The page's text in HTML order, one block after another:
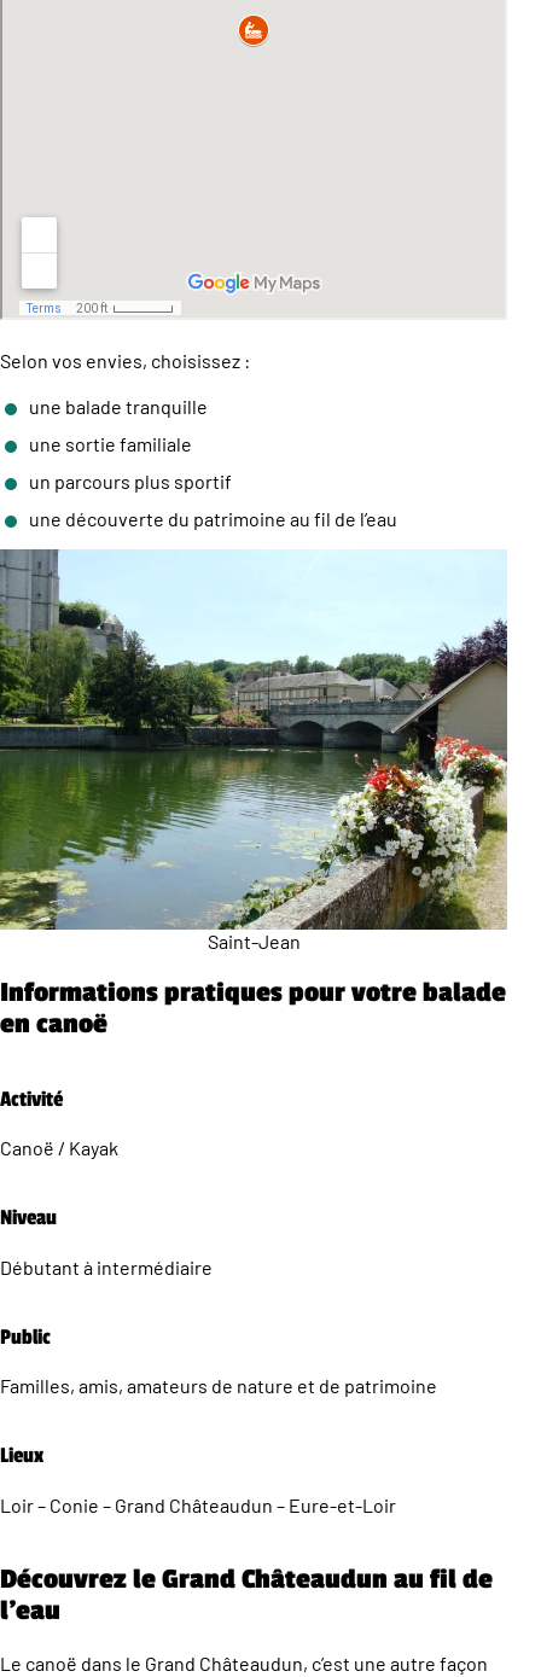
Selon vos envies, choisissez :
une balade tranquille
une sortie familiale
un parcours plus sportif
une découverte du patrimoine au fil de l’eau
Saint-Jean
Informations pratiques pour votre balade
en canoë
Activité
Canoë / Kayak
Niveau
Débutant à intermédiaire
Public
Familles, amis, amateurs de nature et de patrimoine
Lieux
Loir – Conie – Grand Châteaudun – Eure-et-Loir
Découvrez le Grand Châteaudun au fil de
l’eau
Le canoë dans le Grand Châteaudun, c’est une autre façon